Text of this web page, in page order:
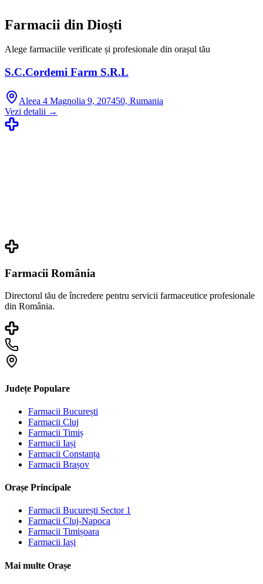
Farmacii din Dioști
Alege farmaciile verificate și profesionale din orașul tău
S.C.Cordemi Farm S.R.L
Aleea 4 Magnolia 9, 207450, Rumania
Vezi detalii →
Farmacii România
Directorul tău de încredere pentru servicii farmaceutice profesionale
din România.
Județe Populare
Farmacii București
Farmacii Cluj
Farmacii Timiș
Farmacii Iași
Farmacii Constanța
Farmacii Brașov
Orașe Principale
Farmacii București Sector 1
Farmacii Cluj-Napoca
Farmacii Timișoara
Farmacii Iași
Mai multe Orașe